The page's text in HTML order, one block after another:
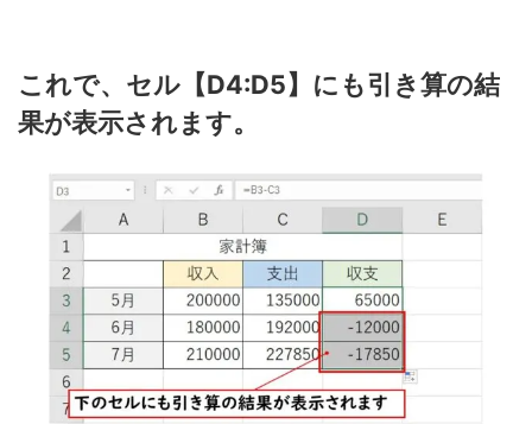
これで、セル【D4:D5】にも引き算の結
果が表示されます。